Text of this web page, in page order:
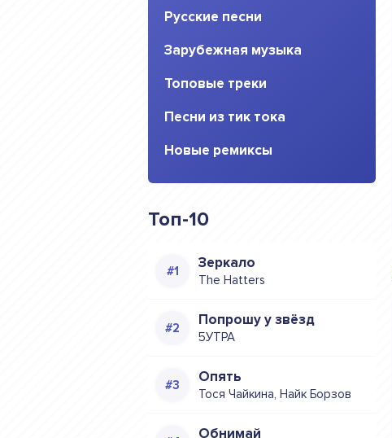
Русские песни
Зарубежная музыка
Топовые треки
Песни из тик тока
Новые ремиксы
Топ-10
Зеркало
The Hatters
Попрошу у звёзд
5УТРА
Опять
Тося Чайкина, Найк Борзов
Обнимай